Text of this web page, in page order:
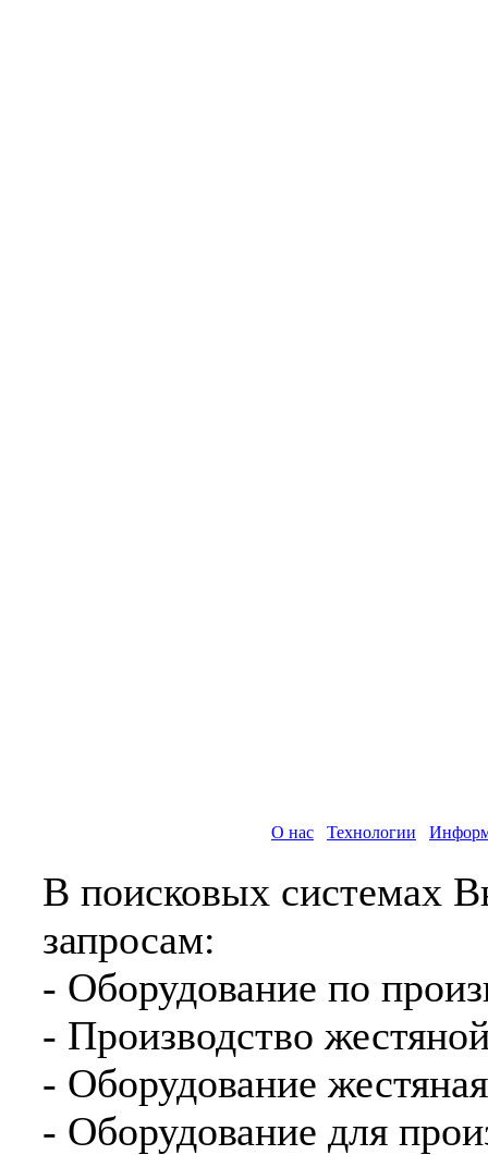
О нас Технологии
В поисковых системах
запросам:
- Оборудование по
- Производство
- Оборудование
- Оборудование для